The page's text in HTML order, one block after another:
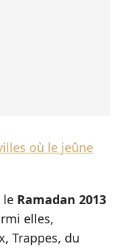
où le jeûne
le Ramadan 2013
elles,
Trappes, du